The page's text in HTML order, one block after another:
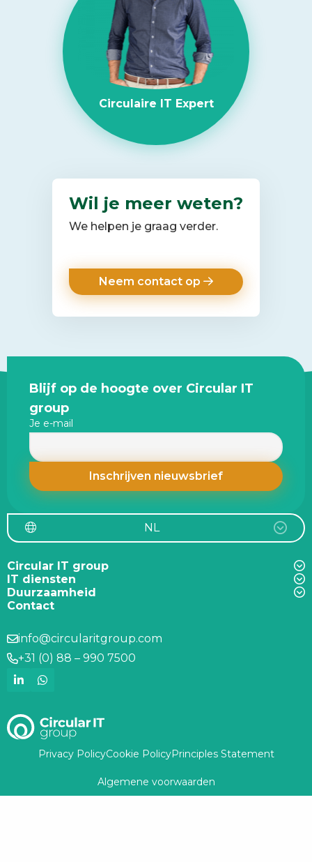
maatschappelijke
Circulaire IT Expert
Wil je meer weten?
We helpen je graag verder.
Neem contact op
Site
footer
Blijf op de hoogte over Circular IT
group
Je e-mail
NL
Circular IT group
IT diensten
Duurzaamheid
Contact
info@circularitgroup.com
+31 (0) 88 – 990 7500
Privacy PolicyCookie PolicyPrinciples Statement
Algemene voorwaarden